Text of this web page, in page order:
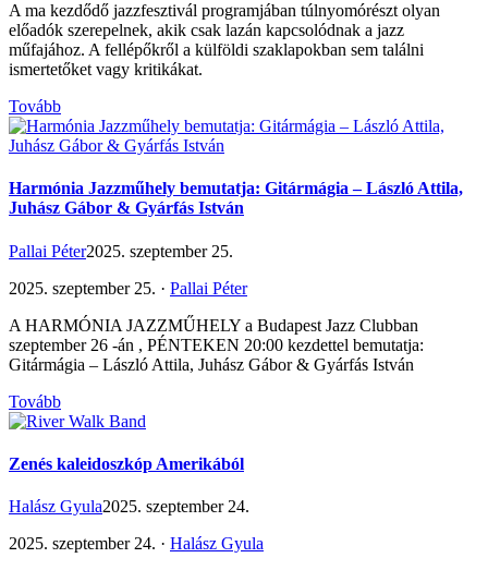
A ma kezdődő jazzfesztivál programjában túlnyomórészt olyan
előadók szerepelnek, akik csak lazán kapcsolódnak a jazz
műfajához. A fellépőkről a külföldi szaklapokban sem találni
ismertetőket vagy kritikákat.
Tovább
Harmónia Jazzműhely bemutatja: Gitármágia – László Attila,
Juhász Gábor & Gyárfás István
Pallai Péter2025. szeptember 25.
2025. szeptember 25. · Pallai Péter
A HARMÓNIA JAZZMŰHELY a Budapest Jazz Clubban
szeptember 26 -án , PÉNTEKEN 20:00 kezdettel bemutatja:
Gitármágia – László Attila, Juhász Gábor & Gyárfás István
Tovább
Zenés kaleidoszkóp Amerikából
Halász Gyula2025. szeptember 24.
2025. szeptember 24. · Halász Gyula